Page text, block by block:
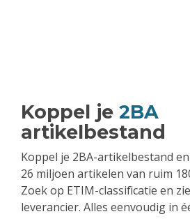
Koppel je 2BA
artikelbestand
Koppel je 2BA-artikelbestand
26 miljoen artikelen van ruim
Zoek op ETIM-classificatie en
leverancier. Alles eenvoudig in